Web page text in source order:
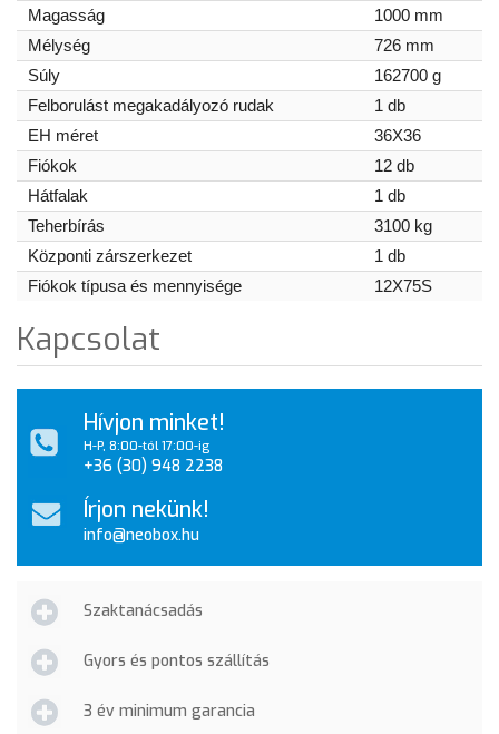
Magasság
1000 mm
Mélység
726 mm
Súly
162700 g
Felborulást megakadályozó rudak
1 db
EH méret
36X36
Fiókok
12 db
Hátfalak
1 db
Teherbírás
3100 kg
Központi zárszerkezet
1 db
Fiókok típusa és mennyisége
12X75S
Kapcsolat
Hívjon minket!
H-P, 8:00-tól 17:00-ig
+36 (30) 948 2238
Írjon nekünk!
info@neobox.hu
Szaktanácsadás
Gyors és pontos szállítás
3 év minimum garancia